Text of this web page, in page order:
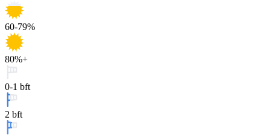
60-79%
80%+
0-1 bft
2 bft